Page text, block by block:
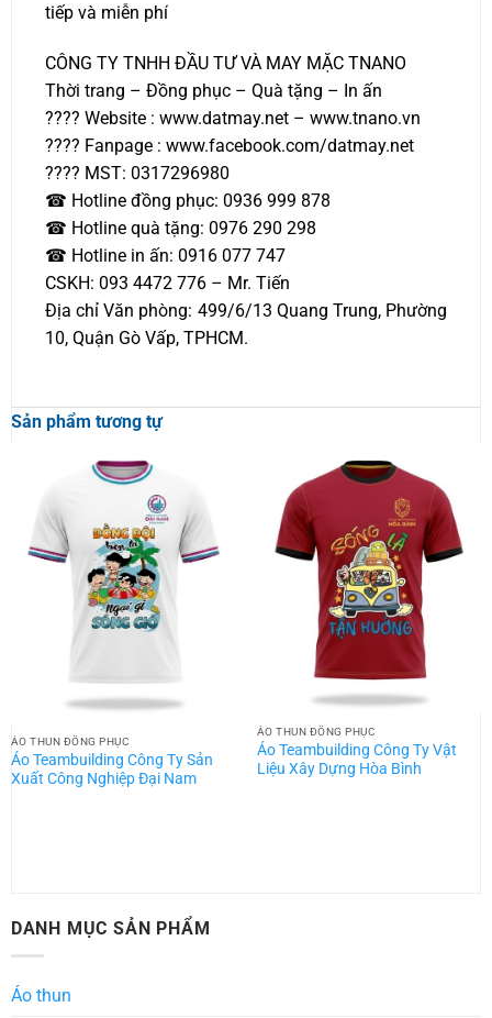
tiếp và miễn phí
CÔNG TY TNHH ĐẦU TƯ VÀ MAY MẶC TNANO
Thời trang – Đồng phục – Quà tặng – In ấn
???? Website : www.datmay.net – www.tnano.vn
???? Fanpage : www.facebook.com/datmay.net
???? MST: 0317296980
☎ Hotline đồng phục: 0936 999 878
☎ Hotline quà tặng: 0976 290 298
☎ Hotline in ấn: 0916 077 747
CSKH: 093 4472 776 – Mr. Tiến
Địa chỉ Văn phòng: 499/6/13 Quang Trung, Phường
10, Quận Gò Vấp, TPHCM.
Sản phẩm tương tự
ÁO THUN ĐỒNG PHỤC
Áo Teambuilding Công Ty Sản
Xuất Công Nghiệp Đại Nam
ÁO THUN ĐỒNG PHỤC
Áo Teambuilding Công Ty Vật
Liệu Xây Dựng Hòa Bình
DANH MỤC SẢN PHẨM
Áo thun